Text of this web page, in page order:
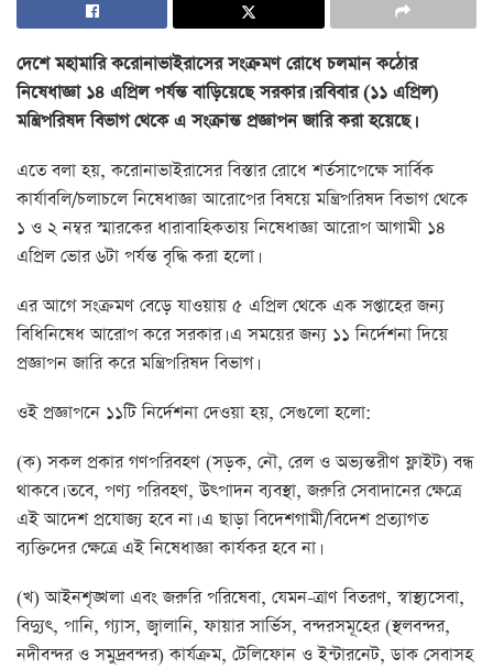
দেশে মহামারি করোনাভাইরাসের সংক্রমণ রোধে চলমান কঠোর
নিষেধাজ্ঞা ১৪ এপ্রিল পর্যন্ত বাড়িয়েছে সরকার। রবিবার (১১ এপ্রিল)
মন্ত্রিপরিষদ বিভাগ থেকে এ সংক্রান্ত প্রজ্ঞাপন জারি করা হয়েছে।
এতে বলা হয়, করোনাভাইরাসের বিস্তার রোধে শর্তসাপেক্ষে সার্বিক
কার্যাবলি/চলাচলে নিষেধাজ্ঞা আরোপের বিষয়ে মন্ত্রিপরিষদ বিভাগ থেকে
১ ও ২ নম্বর স্মারকের ধারাবাহিকতায় নিষেধাজ্ঞা আরোপ আগামী ১৪
এপ্রিল ভোর ৬টা পর্যন্ত বৃদ্ধি করা হলো।
এর আগে সংক্রমণ বেড়ে যাওয়ায় ৫ এপ্রিল থেকে এক সপ্তাহের জন্য
বিধিনিষেধ আরোপ করে সরকার। এ সময়ের জন্য ১১ নির্দেশনা দিয়ে
প্রজ্ঞাপন জারি করে মন্ত্রিপরিষদ বিভাগ।
ওই প্রজ্ঞাপনে ১১টি নির্দেশনা দেওয়া হয়, সেগুলো হলো:
(ক) সকল প্রকার গণপরিবহণ (সড়ক, নৌ, রেল ও অভ্যন্তরীণ ফ্লাইট) বন্ধ
থাকবে। তবে, পণ্য পরিবহণ, উৎপাদন ব্যবস্থা, জরুরি সেবাদানের ক্ষেত্রে
এই আদেশ প্রযোজ্য হবে না। এ ছাড়া বিদেশগামী/বিদেশ প্রত্যাগত
ব্যক্তিদের ক্ষেত্রে এই নিষেধাজ্ঞা কার্যকর হবে না।
(খ) আইনশৃঙ্খলা এবং জরুরি পরিষেবা, যেমন-ত্রাণ বিতরণ, স্বাস্থ্যসেবা,
বিদ্যুৎ, পানি, গ্যাস, জ্বালানি, ফায়ার সার্ভিস, বন্দরসমূহের (স্থলবন্দর,
নদীবন্দর ও সমুদ্রবন্দর) কার্যক্রম, টেলিফোন ও ইন্টারনেট, ডাক সেবাসহ